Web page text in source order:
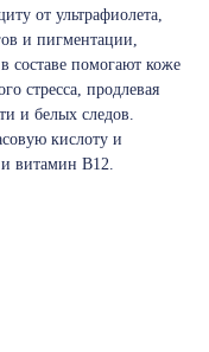
от ультрафиолета,
и пигментации,
составе помогают коже
стресса, продлевая
и белых следов.
кислоту и
витамин B12.